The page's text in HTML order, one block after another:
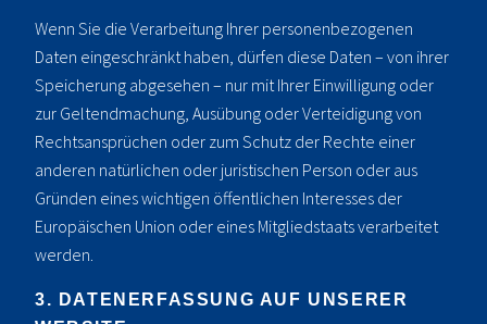
Wenn Sie die Verarbeitung Ihrer personenbezogenen
Daten eingeschränkt haben, dürfen diese Daten – von ihrer
Speicherung abgesehen – nur mit Ihrer Einwilligung oder
zur Geltendmachung, Ausübung oder Verteidigung von
Rechtsansprüchen oder zum Schutz der Rechte einer
anderen natürlichen oder juristischen Person oder aus
Gründen eines wichtigen öffentlichen Interesses der
Europäischen Union oder eines Mitgliedstaats verarbeitet
werden.
3. DATENERFASSUNG AUF UNSERER